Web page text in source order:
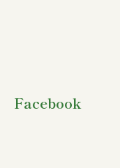
Facebook